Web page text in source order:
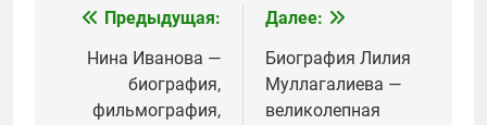
Навигация
записям
Предыдущая:
Нина Иванова —
биография,
фильмография,
Далее:
Биография Лилия
Муллагалиева —
великолепная